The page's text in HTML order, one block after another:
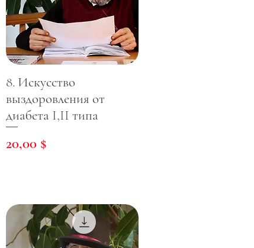
8. Искусство
выздоровления от
диабета I,II типа
Цена
20,00 $